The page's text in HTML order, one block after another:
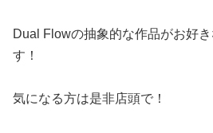
Dual Flowの抽象的な作品がお好
す！
気になる方は是非店頭で！